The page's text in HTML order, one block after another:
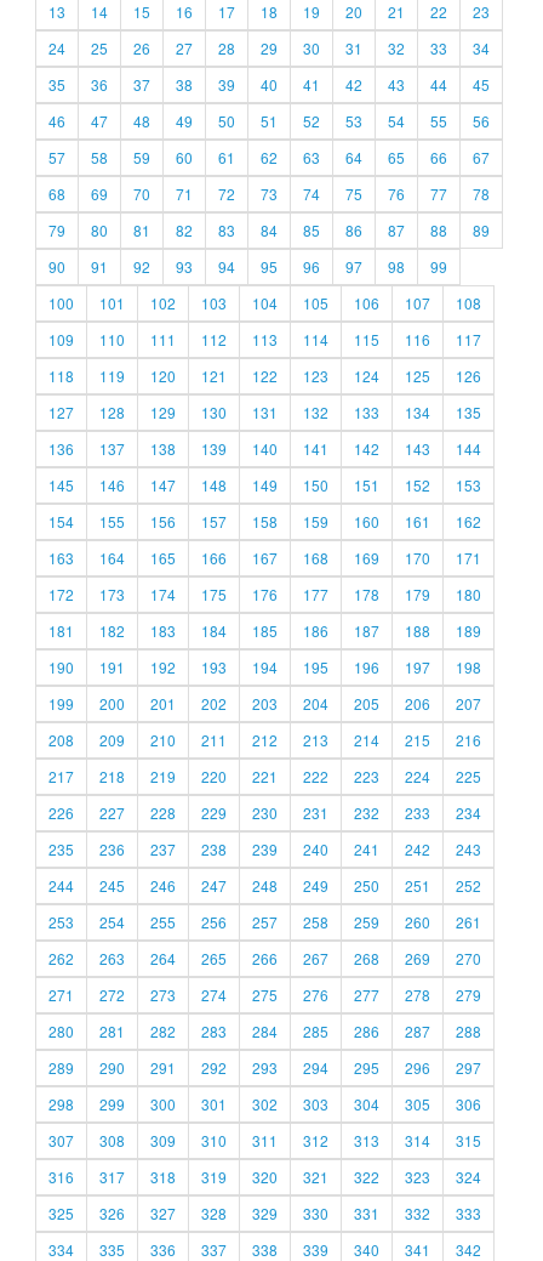
13
14 15 16 17 18 19 20 21 22
23
24
25 26 27 28 29 30 31 32 33
34
35
36 37 38 39 40 41 42 43 44
45
46
47 48 49 50 51 52 53 54 55
56
57
58 59 60 61 62 63 64 65 66
67
68
69 70 71 72 73 74 75 76 77
78
79
80 81 82 83 84 85 86 87 88
89
90
91 92 93 94 95 96 97 98
99
100
101 102 103 104 105 106 107
108
109
110 111 112 113 114 115 116
117
118
119 120 121 122 123 124 125
126
127
128 129 130 131 132 133 134
135
136
137 138 139 140 141 142 143
144
145
146 147 148 149 150 151 152
153
154
155 156 157 158 159 160 161
162
163
164 165 166 167 168 169 170
171
172
173 174 175 176 177 178 179
180
181
182 183 184 185 186 187 188
189
190
191 192 193 194 195 196 197
198
199
200 201 202 203 204 205 206
207
208
209 210 211 212 213 214 215
216
217
218 219 220 221 222 223 224
225
226
227 228 229 230 231 232 233
234
235
236 237 238 239 240 241 242
243
244
245 246 247 248 249 250 251
252
253
254 255 256 257 258 259 260
261
262
263 264 265 266 267 268 269
270
271
272 273 274 275 276 277 278
279
280
281 282 283 284 285 286 287
288
289
290 291 292 293 294 295 296
297
298
299 300 301 302 303 304 305
306
307
308 309 310 311 312 313 314
315
316
317 318 319 320 321 322 323
324
325
326 327 328 329 330 331 332
333
334
335 336 337 338 339 340 341 342